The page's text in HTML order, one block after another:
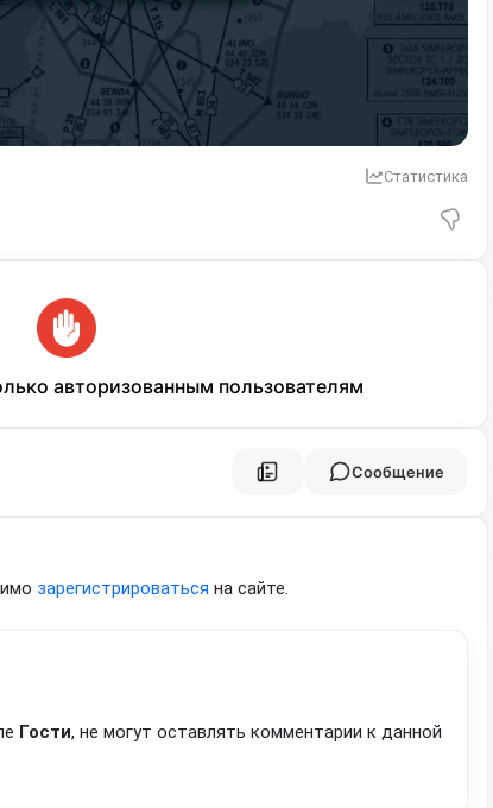
Статистика
авторизованным пользователям
Сообщение
зарегистрироваться на сайте.
Гости, не могут оставлять комментарии к данной